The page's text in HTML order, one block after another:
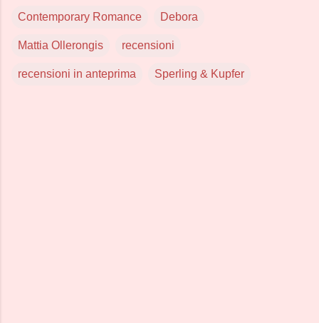
Contemporary Romance Debora
Mattia Ollerongis recensioni
recensioni in anteprima Sperling & Kupfer